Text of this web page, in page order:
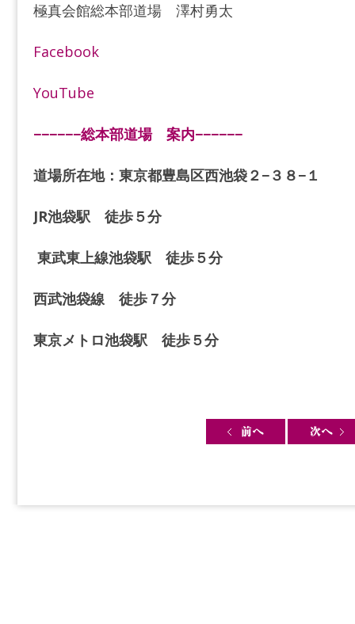
極真会館総本部道場 澤村勇太
Facebook
YouTube
−−−−−−総本部道場 案内−−−−−−
道場所在地：東京都豊島区西池袋２−３８−１
JR池袋駅 徒歩５分
東武東上線池袋駅 徒歩５分
西武池袋線 徒歩７分
東京メトロ池袋駅 徒歩５分